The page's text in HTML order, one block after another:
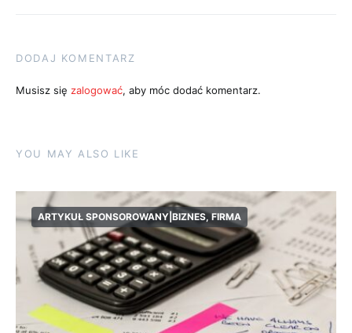
DODAJ KOMENTARZ
Musisz się zalogować, aby móc dodać komentarz.
YOU MAY ALSO LIKE
ARTYKUŁ SPONSOROWANY|BIZNES, FIRMA